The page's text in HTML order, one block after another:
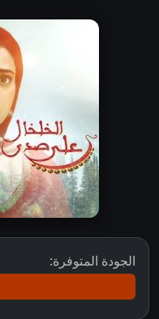
الجودة المتوفرة: